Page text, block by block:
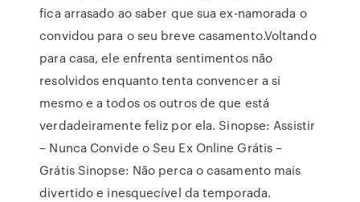
fica arrasado ao saber que sua ex-namorada o
convidou para o seu breve casamento.Voltando
para casa, ele enfrenta sentimentos não
resolvidos enquanto tenta convencer a si
mesmo e a todos os outros de que está
verdadeiramente feliz por ela. Sinopse: Assistir
– Nunca Convide o Seu Ex Online Grátis –
Grátis Sinopse: Não perca o casamento mais
divertido e inesquecível da temporada.